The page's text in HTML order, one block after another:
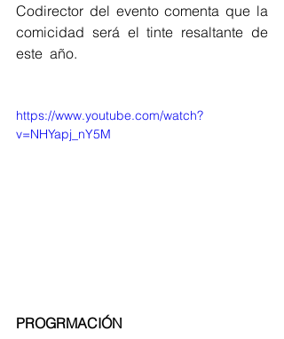
Codirector del evento comenta que la
comicidad será el tinte resaltante de
este  año.
https://www.youtube.com/watch?
v=NHYapj_nY5M
PROGRMACIÓN